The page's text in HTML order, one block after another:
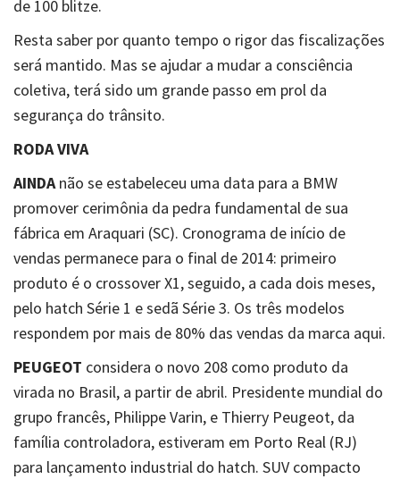
de 100 blitze.
Resta saber por quanto tempo o rigor das fiscalizações
será mantido. Mas se ajudar a mudar a consciência
coletiva, terá sido um grande passo em prol da
segurança do trânsito.
RODA VIVA
AINDAnão se estabeleceu uma data para a BMW
promover cerimônia da pedra fundamental de sua
fábrica em Araquari (SC). Cronograma de início de
vendas permanece para o final de 2014: primeiro
produto é o crossover X1, seguido, a cada dois meses,
pelo hatch Série 1 e sedã Série 3. Os três modelos
respondem por mais de 80% das vendas da marca aqui.
PEUGEOT considera o novo 208 como produto da
virada no Brasil, a partir de abril. Presidente mundial do
grupo francês, Philippe Varin, e Thierry Peugeot, da
família controladora, estiveram em Porto Real (RJ)
para lançamento industrial do hatch. SUV compacto